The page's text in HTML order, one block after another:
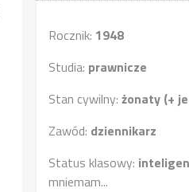
Rocznik: 1948
Studia: prawnicze
Stan cywilny: żonaty (+
Zawód: dziennikarz
Status klasowy:
mniemam...